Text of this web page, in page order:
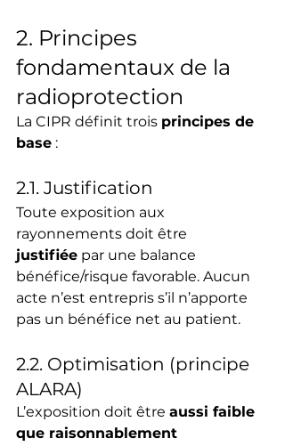
2. Principes
fondamentaux de la
radioprotection
La CIPR définit trois principes de
base :
2.1. Justification
Toute exposition aux
rayonnements doit être
justifiée par une balance
bénéfice/risque favorable. Aucun
acte n’est entrepris s’il n’apporte
pas un bénéfice net au patient.
2.2. Optimisation (principe
ALARA)
L’exposition doit être aussi faible
que raisonnablement